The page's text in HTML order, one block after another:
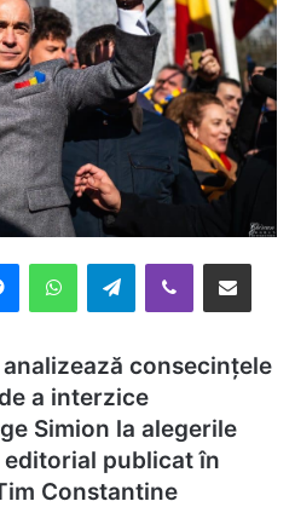
MessengerWhatsAppTelegramViber Distribuie prin mail
consecințele
a interzice
Simion la alegerile
publicat în
Constantine